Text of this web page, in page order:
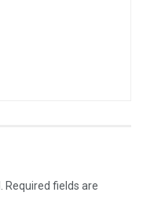
Required fields are